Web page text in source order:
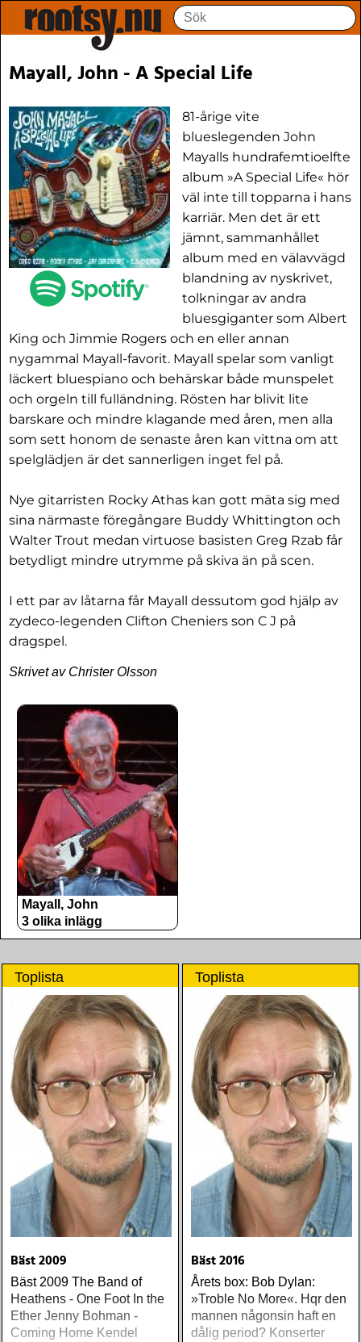
Mayall, John - A Special Life
81-årige vite
blueslegenden John
Mayalls hundrafemtioelfte
album »A Special Life« hör
väl inte till topparna i hans
karriär. Men det är ett
jämnt, sammanhållet
album med en välavvägd
blandning av nyskrivet,
tolkningar av andra
bluesgiganter som Albert
King och Jimmie Rogers och en eller annan
nygammal Mayall-favorit. Mayall spelar som vanligt
läckert bluespiano och behärskar både munspelet
och orgeln till fulländning. Rösten har blivit lite
barskare och mindre klagande med åren, men alla
som sett honom de senaste åren kan vittna om att
spelglädjen är det sannerligen inget fel på.
Nye gitarristen Rocky Athas kan gott mäta sig med
sina närmaste föregångare Buddy Whittington och
Walter Trout medan virtuose basisten Greg Rzab får
betydligt mindre utrymme på skiva än på scen.
I ett par av låtarna får Mayall dessutom god hjälp av
zydeco-legenden Clifton Cheniers son C J på
dragspel.
Skrivet av Christer Olsson
Mayall, John
3 olika inlägg
Toplista
Bäst 2009
Bäst 2009 The Band of
Heathens - One Foot In the
Ether Jenny Bohman -
Coming Home Kendel
Toplista
Bäst 2016
Årets box: Bob Dylan:
»Troble No More«. Hqr den
mannen någonsin haft en
dålig period? Konserter